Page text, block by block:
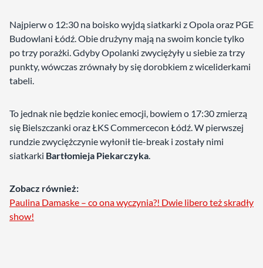
Najpierw o 12:30 na boisko wyjdą siatkarki z Opola oraz PGE
Budowlani Łódź. Obie drużyny mają na swoim koncie tylko
po trzy porażki. Gdyby Opolanki zwyciężyły u siebie za trzy
punkty, wówczas zrównały by się dorobkiem z wiceliderkami
tabeli.
To jednak nie będzie koniec emocji, bowiem o 17:30 zmierzą
się Bielszczanki oraz ŁKS Commercecon Łódź. W pierwszej
rundzie zwyciężczynie wyłonił tie-break i zostały nimi
siatkarki Bartłomieja Piekarczyka.
Zobacz również:
Paulina Damaske – co ona wyczynia?! Dwie libero też skradły
show!